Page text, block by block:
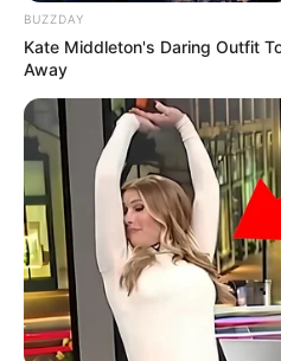
Yasmin Napper
1
Cumi yanti
BUZZDAY
Kate Middleton's Daring Outfit
Away